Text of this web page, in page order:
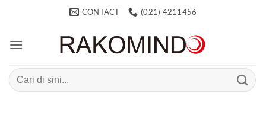
CONTACT (021) 4211456
Search
for: